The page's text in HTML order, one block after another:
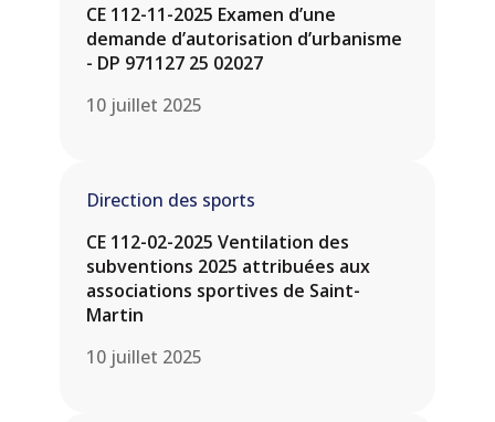
CE 112-11-2025 Examen d’une
demande d’autorisation d’urbanisme
- DP 971127 25 02027
10 juillet 2025
Direction des sports
CE 112-02-2025 Ventilation des
subventions 2025 attribuées aux
associations sportives de Saint-
Martin
10 juillet 2025